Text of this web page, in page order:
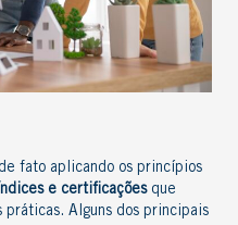
fato aplicando os princípios
e certificaçõesque
práticas. Alguns dos principais